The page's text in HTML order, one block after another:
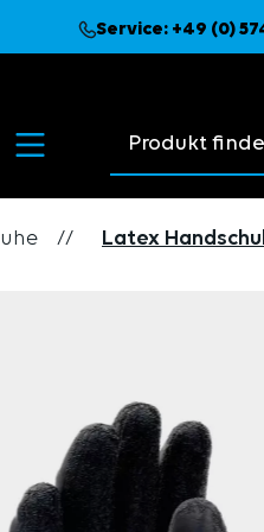
springenService: +49 (0)
// Latex